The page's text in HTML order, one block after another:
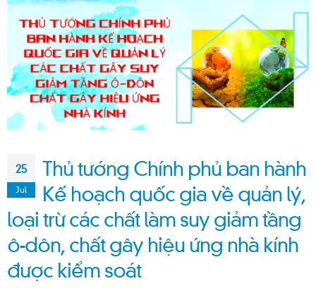
25
Jul
Thủ tướng Chính phủ ban hành
Kế hoạch quốc gia về quản lý,
loại trừ các chất làm suy giảm tầng
ô-dôn, chất gây hiệu ứng nhà kính
được kiểm soát